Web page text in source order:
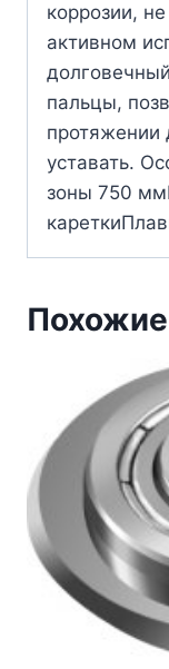
коррозии,
активном
пальцы,
протяжении
уставать.
зоны 750
Похожие